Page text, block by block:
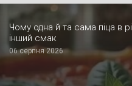
Чому одна й та сама піца в
інший смак
06 серпня 2026